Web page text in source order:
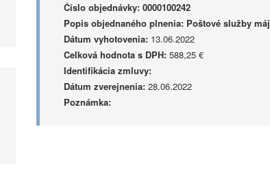
Číslo objednávky: 0000100242
Popis objednaného plnenia: Poštové služby máj
Dátum vyhotovenia:13.06.2022
Celková hodnota s DPH:588,25 €
Identifikácia zmluvy:
Dátum zverejnenia:28.06.2022
Poznámka: